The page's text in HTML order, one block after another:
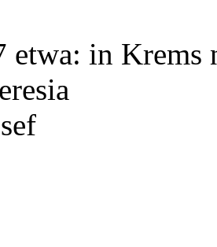
etwa: in Krems